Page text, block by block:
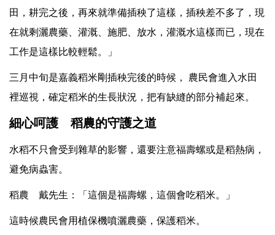
田，耕完之後，再來就準備插秧了這樣，插秧差不多了，現
在就剩灑農藥、灌溉、施肥、放水，灌溉水這樣而已，現在
工作是這樣比較輕鬆。」
三月中旬是嘉義稻米剛插秧完後的時候， 農民會進入水田
裡巡視，確定稻米的生長狀況，把有缺縫的部分補起來。
細心呵護 稻農的守護之道
水稻不只會受到雜草的影響，還要注意福壽螺或是稻熱病，
避免病蟲害。
稻農 戴先生：「這個是福壽螺，這個會吃稻米。」
這時候農民會用植保機噴灑農藥，保護稻米。